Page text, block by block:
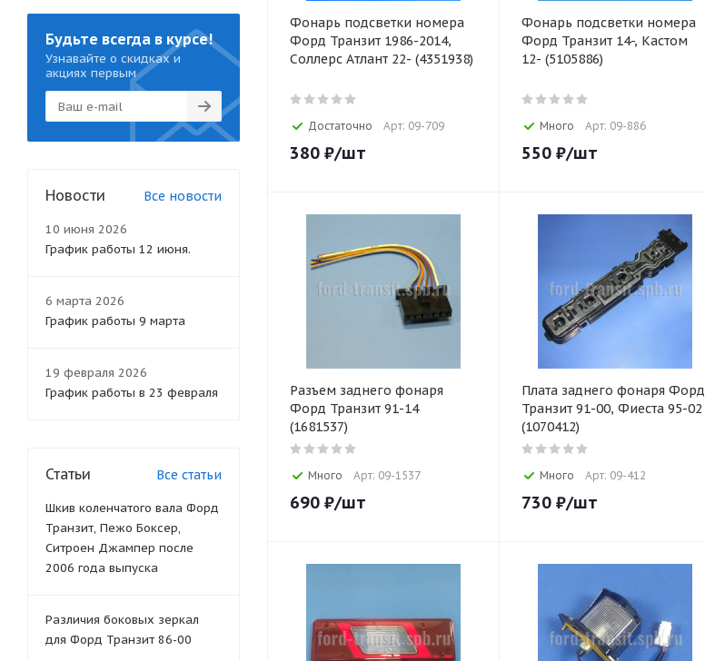
Фонарь подсветки номера
Форд Транзит 1986-2014,
Соллерс Атлант 22- (4351938)
Достаточно Арт: 09-709
380 ₽/шт
Фонарь подсветки номера
Форд Транзит 14-, Кастом
12- (5105886)
Много Арт: 09-886
550 ₽/шт
Разъем заднего фонаря
Форд Транзит 91-14
(1681537)
Много Арт: 09-1537
690 ₽/шт
Плата заднего фонаря Форд
Транзит 91-00, Фиеста 95-02
(1070412)
Много Арт: 09-412
730 ₽/шт
Будьте всегда в курсе!
Узнавайте о скидках и
акциях первым
Новости Все новости
10 июня 2026
График работы 12 июня.
6 марта 2026
График работы 9 марта
19 февраля 2026
График работы в 23 февраля
Статьи Все статьи
Шкив коленчатого вала Форд
Транзит, Пежо Боксер,
Ситроен Джампер после
2006 года выпуска
Различия боковых зеркал
для Форд Транзит 86-00